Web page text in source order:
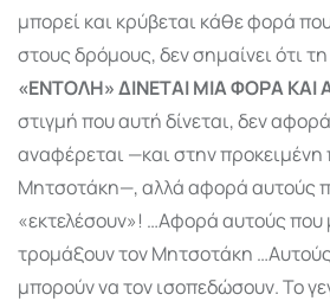
μπορεί και κρύβεται κάθε φορά
στους δρόμους, δεν σημαίνει ότι τη
«ΕΝΤΟΛΗ» ΔΙΝΕΤΑΙ ΜΙΑ ΦΟΡΑ ΚΑΙ
στιγμή που αυτή δίνεται, δεν
αναφέρεται —και στην
Μητσοτάκη—, αλλά αφορά αυτούς
«εκτελέσουν»! …Αφορά αυτούς που
τρομάξουν τον Μητσοτάκη
μπορούν να τον ισοπεδώσουν. Το